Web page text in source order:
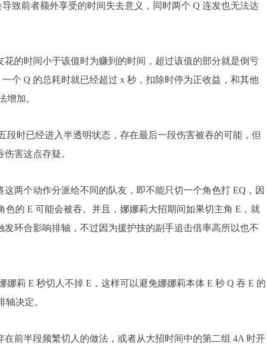
致前者额外享受的时间失去意义，同时两个 Q 连发也无法达
花的时间小于该值时为赚到的时间，超过该值的部分就是倒亏
个 Q 的总耗时就已经超过 x 秒，扣除时停为正收益，和其他
增加。
段时已经进入半透明状态，存在最后一段伤害被吞的可能，但
害这点存疑。
两个动作分派给不同的队友，即不能只切一个角色打 EQ，因
的 E 可能会被吞。并且，娜娜莉大招期间如果切主角 E，就
环合影响排轴，不过因为援护技的副手追击倍率高所以也不
莉 E 秒切人不掉 E，这样可以避免娜娜莉本体 E 秒 Q 吞 E 的
决定。
前半段频繁切人的做法，或者从大招时间中的第二组 4A 时开